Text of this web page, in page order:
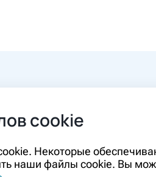
+7 (84862) 2-90-00
pharm.ru
cookie
Некоторые
наши файлы cookie. Вы